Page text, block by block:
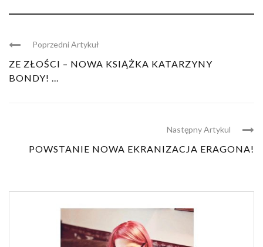
Poprzedni Artykuł
ZE ZŁOŚCI – NOWA KSIĄŻKA KATARZYNY
BONDY! ...
Następny Artykul
POWSTANIE NOWA EKRANIZACJA ERAGONA!